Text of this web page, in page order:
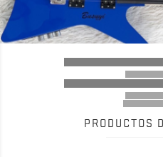
PRODUCTOS